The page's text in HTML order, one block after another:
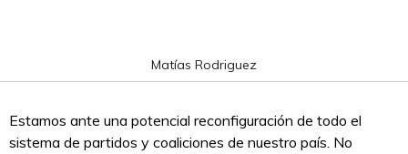
Matías Rodriguez
Estamos ante una potencial reconfiguración de todo el
sistema de partidos y coaliciones de nuestro país. No